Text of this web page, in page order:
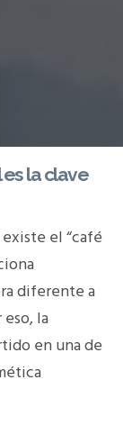
la clave
el “café
diferente a
la
en una de